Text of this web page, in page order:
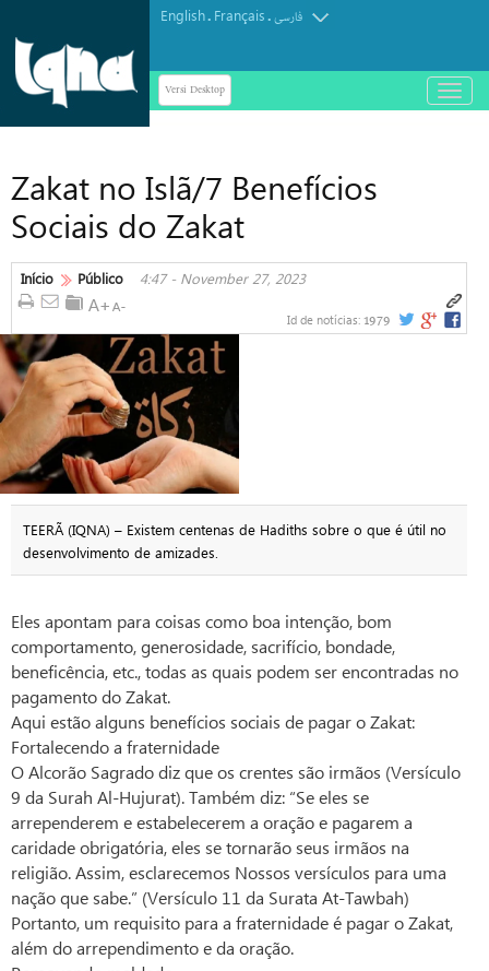
English. Français.فارسی
Versi Desktop
باز
و
Zakat no Islã/7 Benefícios
Sociais do Zakat
Início Público 4:47 - November 27, 2023
Id de notícias: 1979
TEERÃ (IQNA) – Existem centenas de Hadiths sobre o que é útil no
desenvolvimento de amizades.
Eles apontam para coisas como boa intenção, bom
comportamento, generosidade, sacrifício, bondade,
beneficência, etc., todas as quais podem ser encontradas no
pagamento do Zakat.
Aqui estão alguns benefícios sociais de pagar o Zakat:
Fortalecendo a fraternidade
O Alcorão Sagrado diz que os crentes são irmãos (Versículo
9 da Surah Al-Hujurat). Também diz: “Se eles se
arrependerem e estabelecerem a oração e pagarem a
caridade obrigatória, eles se tornarão seus irmãos na
religião. Assim, esclarecemos Nossos versículos para uma
nação que sabe.” (Versículo 11 da Surata At-Tawbah)
Portanto, um requisito para a fraternidade é pagar o Zakat,
além do arrependimento e da oração.